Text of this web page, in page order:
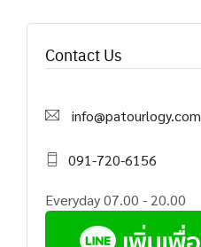
Contact Us
info@patourlogy.com
091-720-6156
Everyday 07.00 - 20.00